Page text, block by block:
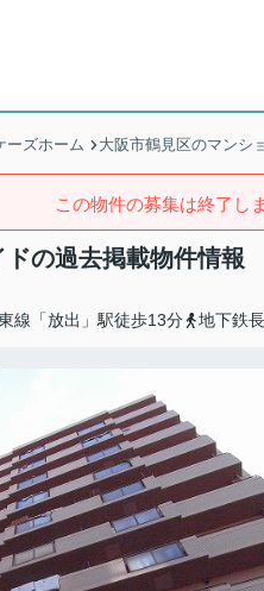
ーズホーム 大阪市鶴見区のマンシ
この物件の募集は終了し
の過去掲載物件情報
線「放出」駅徒歩13分 地下鉄